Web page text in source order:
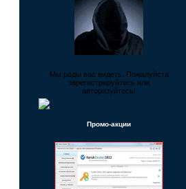
Мы рады вас видеть. Пожалуйста
зарегистрируйтесь или
авторизуйтесь!
Промо-акции